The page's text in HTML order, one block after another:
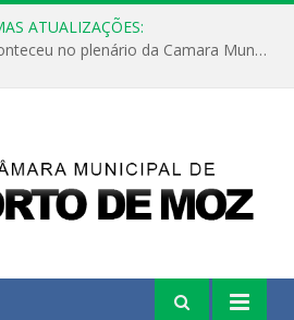
ATUALIZAÇÕES:
Hoje dia 05 de julho aconteceu no plenário da Camara Municipal de Porto de Moz a Sessão Solene de Abertura dos Trabalhos Legislativos 2º Período da 23ª Legislatura